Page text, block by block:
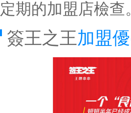
定期的加盟店檢查
簽王之王加盟